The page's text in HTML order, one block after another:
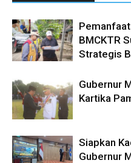
BMCKTR
Strategis
Gubernur
Kartika
Siapkan
Gubernur